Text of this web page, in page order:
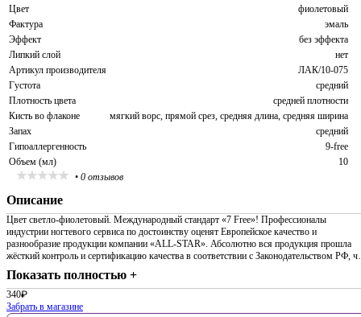
Цвет
фиолетовый
Фактура
эмаль
Эффект
без эффекта
Липкий слой
нет
Артикул производителя
ЛАК/10-075
Густота
средний
Плотность цвета
средней плотности
Кисть во флаконе
мягкий ворс, прямой срез, средняя длина, средняя ширина
Запах
средний
Гипоаллергенность
9-free
Объем (мл)
10
• 0 отзывов
Описание
Цвет светло-фиолетовый. Международный стандарт «7 Free»! Профессионалы
индустрии ногтевого сервиса по достоинству оценят Европейское качество и
разнообразие продукции компании «ALL-STAR». Абсолютно вся продукция прошла
жёсткий контроль и сертификацию качества в соответствии с Законодательством РФ,
Показать полностью +
340₽
Забрать в магазине